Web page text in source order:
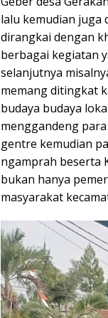
lalu kemudian juga
dirangkai dengan
berbagai kegiatan
selanjutnya
memang ditingkat
budaya budaya
menggandeng
gentre kemudian
ngamprah beserta
bukan hanya
masyarakat